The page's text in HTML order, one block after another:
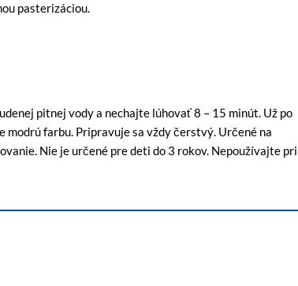
pasterizáciou.
pitnej vody a nechajte lúhovať 8 – 15 minút. Už po
modrú farbu. Pripravuje sa vždy čerstvý. Určené na
Nie je určené pre deti do 3 rokov. Nepoužívajte pri